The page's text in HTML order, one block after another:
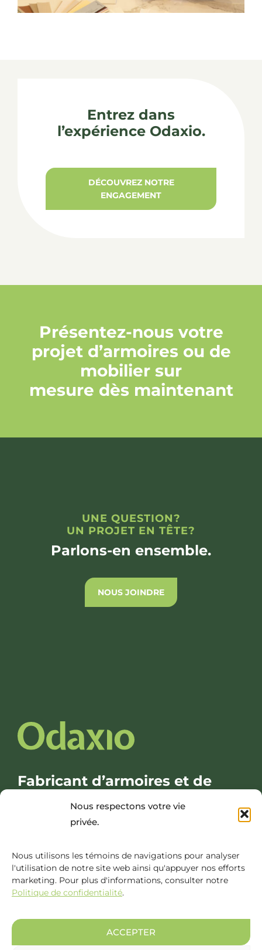
Nous respectons votre vie
privée.
Nous utilisons les témoins de navigations pour analyser
l'utilisation de notre site web ainsi qu'appuyer nos efforts
marketing. Pour plus d'informations, consulter notre
Politique de confidentialité.
ACCEPTER
Entrez dans
l’expérience Odaxio.
DÉCOUVREZ NOTRE
ENGAGEMENT
Présentez-nous votre
projet d’armoires ou de
mobilier sur
mesure dès maintenant
UNE QUESTION?
UN PROJET EN TÊTE?
Parlons-en ensemble.
NOUS JOINDRE
Fabricant d’armoires et de
mobiliers intégrés sur mesure
INFO@ODAXIOCONCEPT.COM
1 888 649-4162